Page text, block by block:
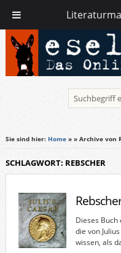
Sie sind hier: Home» » Archive von
SCHLAGWORT: REBSCHER
Dieses
die von
wissen, als